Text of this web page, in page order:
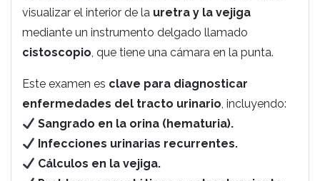
visualizar el interior de la uretra y la vejiga
mediante un instrumento delgado llamado
cistoscopio, que tiene una cámara en la punta.
Este examen es clave para diagnosticar
enfermedades del tracto urinario, incluyendo:
Sangrado en la orina (hematuria).
Infecciones urinarias recurrentes.
Cálculos en la vejiga.